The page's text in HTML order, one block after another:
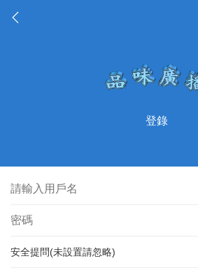
登錄
安全提問(未設置請忽略)